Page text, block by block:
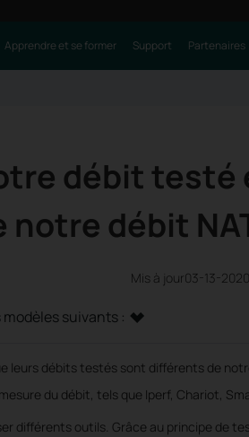
Apprendre et se former Support Partenaires
débit testé
débit
Mis à jour03-13-
suivants :
leurs débits testés sont différents de
du débit, tels que Iperf, Chariot,
différents outils. Grâce au principe de